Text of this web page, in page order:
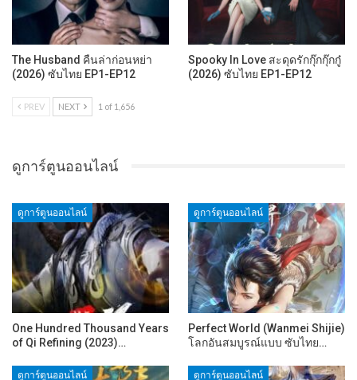
The Husband คืนล่าก่อนหย่า
(2026) ซับไทย EP1-EP12
Spooky In Love สะดุดรักกุ๊กกุ๊กกู๋
(2026) ซับไทย EP1-EP12
PREV NEXT 1 of 1,656
ดูการ์ตูนออนไลน์
ดูการ์ตูนออนไลน์
One Hundred Thousand Years
of Qi Refining (2023)…
ดูการ์ตูนออนไลน์
Perfect World (Wanmei Shijie)
โลกอันสมบูรณ์แบบ ซับไทย…
ดูการ์ตูนออนไลน์ ดูการ์ตูนออนไลน์